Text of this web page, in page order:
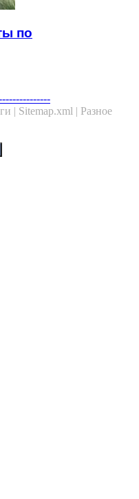
по
| Sitemap.xml | Разное